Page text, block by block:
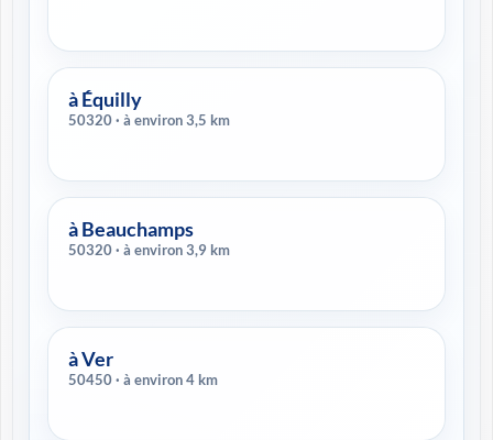
à Équilly
50320 · à environ 3,5 km
à Beauchamps
50320 · à environ 3,9 km
à Ver
50450 · à environ 4 km